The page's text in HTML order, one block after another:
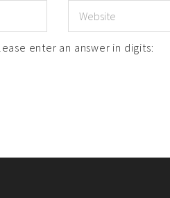
enter an answer in digits: